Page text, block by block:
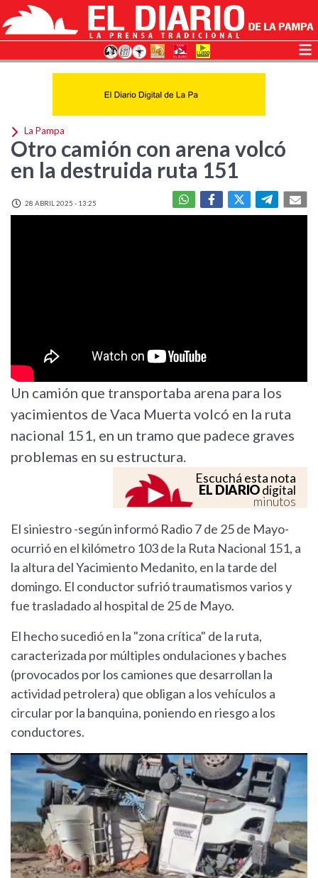
La Pampa
Otro camión con arena volcó
en la destruida ruta 151
28 ABRIL 2025 - 13:25
Un camión que transportaba arena para los
yacimientos de Vaca Muerta volcó en la ruta
nacional 151, en un tramo que padece graves
problemas en su estructura.
Escuchá esta nota
EL DIARIOdigital
minutos
El siniestro -según informó Radio 7 de 25 de Mayo-
ocurrió en el kilómetro 103 de la Ruta Nacional 151, a
la altura del Yacimiento Medanito, en la tarde del
domingo. El conductor sufrió traumatismos varios y
fue trasladado al hospital de 25 de Mayo.
El hecho sucedió en la "zona crítica" de la ruta,
caracterizada por múltiples ondulaciones y baches
(provocados por los camiones que desarrollan la
actividad petrolera) que obligan a los vehículos a
circular por la banquina, poniendo en riesgo a los
conductores.